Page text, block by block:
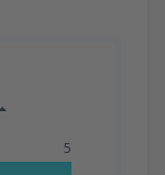
5